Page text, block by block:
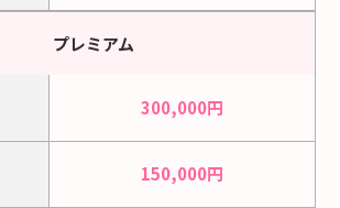
プレミアム
300,000円
150,000円